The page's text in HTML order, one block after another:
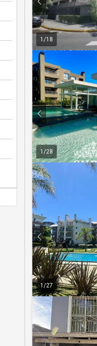
1 /18
1/28
1/27